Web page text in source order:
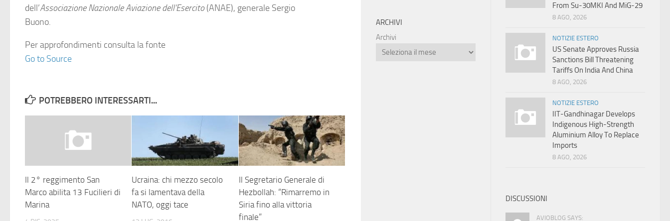
dell’Associazione Nazionale Aviazione dell’Esercito(ANAE), generale Sergio
Buono.
Per approfondimenti consulta la fonte
Go to Source
POTREBBERO INTERESSARTI...
Il 2° reggimento San
Marco abilita 13 Fucilieri di
Marina
Ucraina: chi mezzo secolo
fa si lamentava della
NATO, oggi tace
Il Segretario Generale di
Hezbollah: “Rimarremo in
Siria fino alla vittoria
finale”
From Su-30MKI And MiG-29
8 AGO, 2026
NOTIZIE ESTERO
US Senate Approves Russia
Sanctions Bill Threatening
Tariffs On India And China
8 AGO, 2026
NOTIZIE ESTERO
IIT-Gandhinagar Develops
Indigenous High-Strength
Aluminium Alloy To Replace
Imports
8 AGO, 2026
DISCUSSIONI
AVIOBLOG SAYS:
ARCHIVI
Archivi